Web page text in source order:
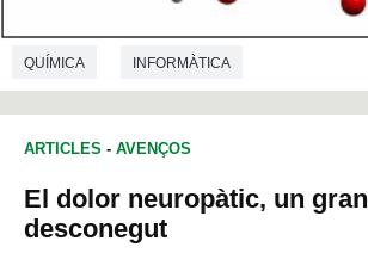
QUÍMICA INFORMÀTICA
ARTICLES - AVENÇOS
El dolor neuropàtic, un gran
desconegut